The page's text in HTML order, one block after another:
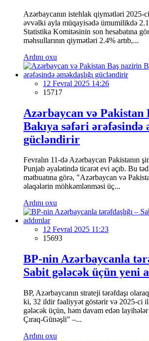
Azərbaycanın istehlak qiymətləri 2025-
əvvəlki ayla müqayisədə ümumilikdə
Statistika Komitəsinin son hesabatına
məhsullarının qiymətləri 2.4% artıb,...
Ardını oxu
12 Fevral 2025 14:26
15717
Azərbaycan və Pakistan
Bakıya səfəri ərəfəsində
gücləndirir
Fevralın 11-də Azərbaycan Pakistanın
Punjab əyalətində ticarət evi açıb. Bu
mətbuatına görə, "Azərbaycan və
əlaqələrin möhkəmlənməsi üç...
Ardını oxu
12 Fevral 2025 11:23
15693
BP-nin Azərbaycanla
Sabit gələcək üçün yeni
BP, Azərbaycanın strateji tərəfdaşı
ki, 32 ildir fəaliyyət göstərir və 2025-ci
gələcək üçün, həm davam edən
Çıraq-Günəşli” –...
Ardını oxu